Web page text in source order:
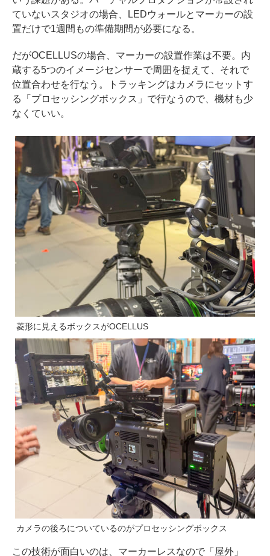
ていないスタジオの場合、LEDウォールとマーカーの設
置だけで1週間もの準備期間が必要になる。
だがOCELLUSの場合、マーカーの設置作業は不要。内
蔵する5つのイメージセンサーで周囲を捉えて、それで
位置合わせを行なう。トラッキングはカメラにセットす
る「プロセッシングボックス」で行なうので、機材も少
なくていい。
菱形に見えるボックスがOCELLUS
カメラの後ろについているのがプロセッシングボックス
この技術が面白いのは、マーカーレスなので「屋外」